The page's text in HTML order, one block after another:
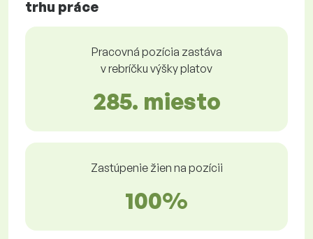
trhu práce
Pracovná pozícia zastáva
v rebríčku výšky platov
285. miesto
Zastúpenie žien na pozícii
100%